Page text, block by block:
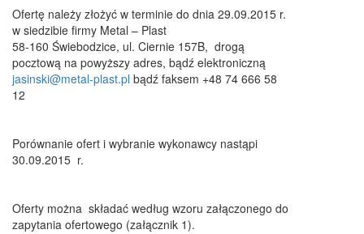
Ofertę należy złożyć w terminie do dnia 29.09.2015 r.
w siedzibie firmy Metal – Plast
58-160 Świebodzice, ul. Ciernie 157B, drogą
pocztową na powyższy adres, bądź elektroniczną
jasinski@metal-plast.pl bądź faksem +48 74 666 58
12
Porównanie ofert i wybranie wykonawcy nastąpi
30.09.2015 r.
Oferty można składać według wzoru załączonego do
zapytania ofertowego (załącznik 1).